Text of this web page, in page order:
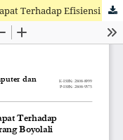
Sistem Informasi Pemesanan Ruang Rapat Terhadap Efisiensi Waktu Pada RSUD Pandan Arang Boyolali